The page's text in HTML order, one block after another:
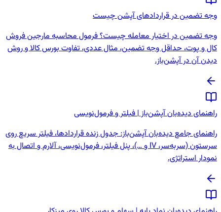
وجه تضمین در قراردادهای آپشن چیست
وجه تضمین در اختیار معامله چیست؟ فرمول محاسبه مارجین فروش
کال و پوت، حداقل وجه تضمین، مثال عددی، تفاوت بورس کالا و روش
دیدن آن در آپشن‌باز.
راهنمای دیده‌بان آپشن‌باز | فیلتر و فرمول‌نویسی
راهنمای جامع دیده‌بان آپشن‌باز: جدول زنده قراردادها، فیلتر سریع روی
سرستون (سربه‌سر، IV و …)، پنل فیلتر، فرمول‌نویسی، آلارم و اتصال به
نمودار استراتژی.